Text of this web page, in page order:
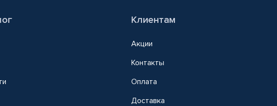
Клиентам
Акции
Контакты
Оплата
Доставка